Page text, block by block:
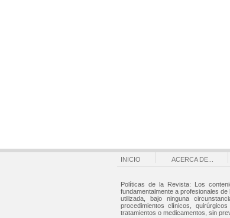
INICIO ACERCA DE...
Políticas de la Revista: Los
fundamentalmente a profesionales
utilizada, bajo ninguna
procedimientos clínicos,
tratamientos o medicamentos, sin